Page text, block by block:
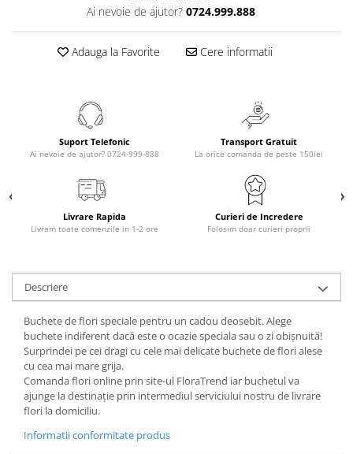
Ai nevoie de ajutor? 0724.999.888
Adauga la Favorite Cere informatii
Suport Telefonic
Ai nevoie de ajutor? 0724-999-888
Transport Gratuit
La orice comanda de peste 150lei
Livrare Rapida
Livram toate comenzile in 1-2 ore
Curieri de Incredere
Folosim doar curieri proprii
Descriere
Buchete de flori speciale pentru un cadou deosebit. Alege
buchete indiferent dacă este o ocazie speciala sau o zi obișnuită!
Surprindei pe cei dragi cu cele mai delicate buchete de flori alese
cu cea mai mare grija.
Comanda flori online prin site-ul FloraTrend iar buchetul va
ajunge la destinație prin intermediul serviciului nostru de livrare
flori la domiciliu.
Informatii conformitate produs